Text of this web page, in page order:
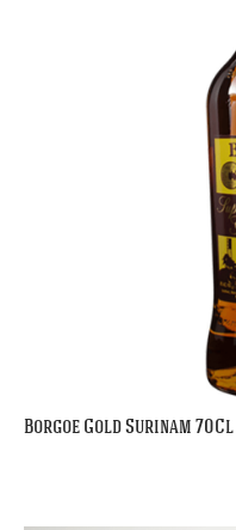
Borgoe Gold Surinam 70Cl